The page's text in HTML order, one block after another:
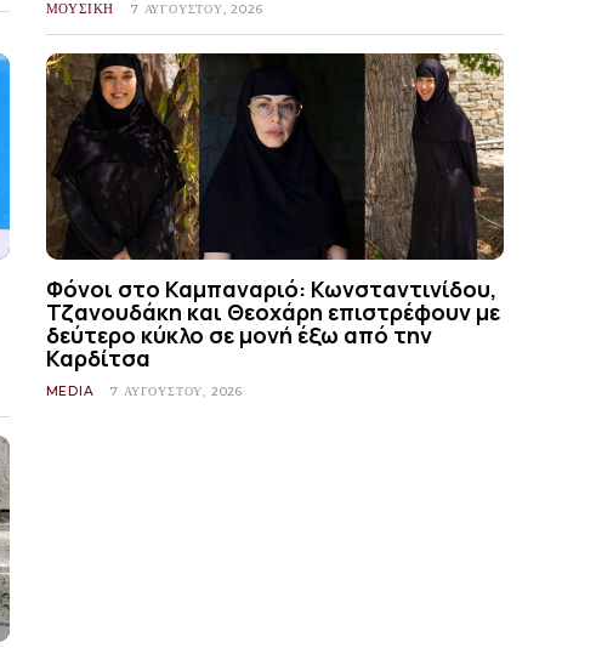
ΜΟΥΣΙΚΗ 7 ΑΥΓΟΎΣΤΟΥ, 2026
Φόνοι στο Καμπαναριό: Κωνσταντινίδου,
Τζανουδάκη και Θεοχάρη επιστρέφουν με
δεύτερο κύκλο σε μονή έξω από την
Καρδίτσα
MEDIA 7 ΑΥΓΟΎΣΤΟΥ, 2026